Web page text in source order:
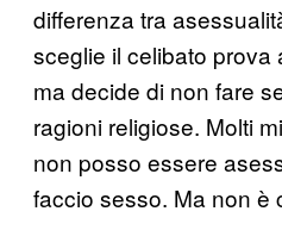
differenza tra
sceglie il celibato prova
ma decide di non fare
ragioni religiose. Molti
non posso essere
faccio sesso. Ma non è